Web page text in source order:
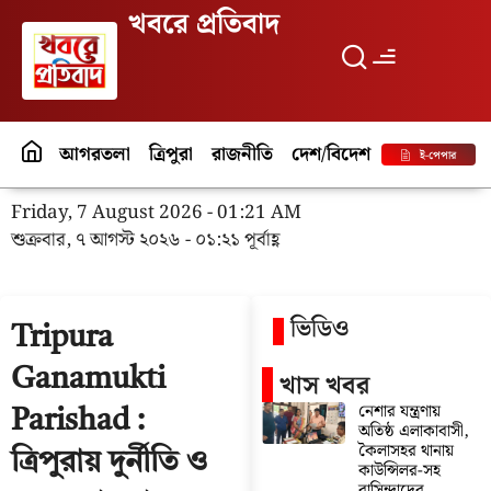
খবরে প্রতিবাদ
আগরতলা ত্রিপুরা রাজনীতি দেশ/বিদেশ পর্যটনই-পেপার
Friday, 7 August 2026 - 01:21 AM
শুক্রবার, ৭ আগস্ট ২০২৬ - ০১:২১ পূর্বাহ্ণ
Tripura
Ganamukti
Parishad :
ত্রিপুরায় দুর্নীতি ও
ভিডিও
খাস খবর
নেশার যন্ত্রণায়
অতিষ্ঠ এলাকাবাসী,
কৈলাসহর থানায়
কাউন্সিলর-সহ